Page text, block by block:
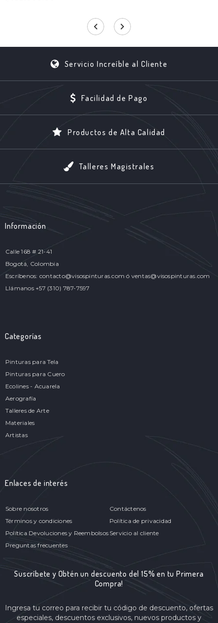
Servicio Increíble al Cliente
Facilidad de Pago
Productos de Alta Calidad
Talleres Magistrales
Información
Calle 168 # 21-41
Bogotá, Colombia
Escríbenos: contacto@visospinturas.com ó ventas@visospinturas.com
Llámanos +57 (310) 787-7597
Categorías
Pinturas para Tela
Pinturas para Cuero
Ecolines - Acuarela
Aerografía
Talleres de Arte
Materiales
Artistas
Enlaces de interés
Sobre nosotros
Contáctenos
Términos y condiciones
Política de privacidad
Política Devoluciones y Reembolsos Servicio al cliente
Preguntas frecuentes
Suscríbete y Obtén un descuento del 15% en tu Primera
Compra!
Ingresa tu correo para recibir tu código de descuento, ofertas
especiales, descuentos exclusivos, nuevos productos y